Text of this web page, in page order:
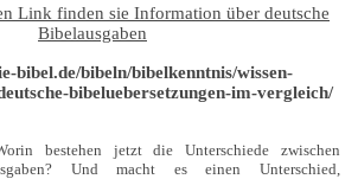
Link finden sie Information über deutsche
Bibelausgaben
bibel.de/bibeln/bibelkenntnis/wissen-
bibeluebersetzungen-im-vergleich/
bestehen jetzt die Unterschiede zwischen
Und macht es einen Unterschied,